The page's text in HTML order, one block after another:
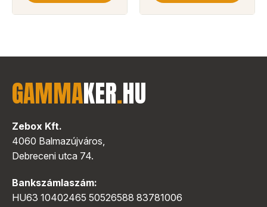
GAMMAKER.HU
Zebox Kft.
4060 Balmazújváros,
Debreceni utca 74.
Bankszámlaszám:
HU63 10402465 50526588 83781006